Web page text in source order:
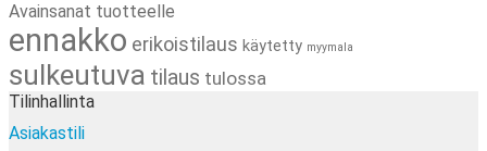
Avainsanat tuotteelle
ennakko erikoistilaus käytetty myymala
sulkeutuva tilaus tulossa
Tilinhallinta
Asiakastili